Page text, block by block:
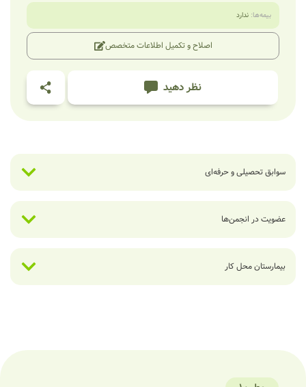
بیمه‌ها: ندارد
اصلاح و تکمیل اطلاعات متخصص
نظر دهید
سوابق تحصیلی و حرفه‌ای
عضویت در انجمن‌ها
بیمارستان محل کار